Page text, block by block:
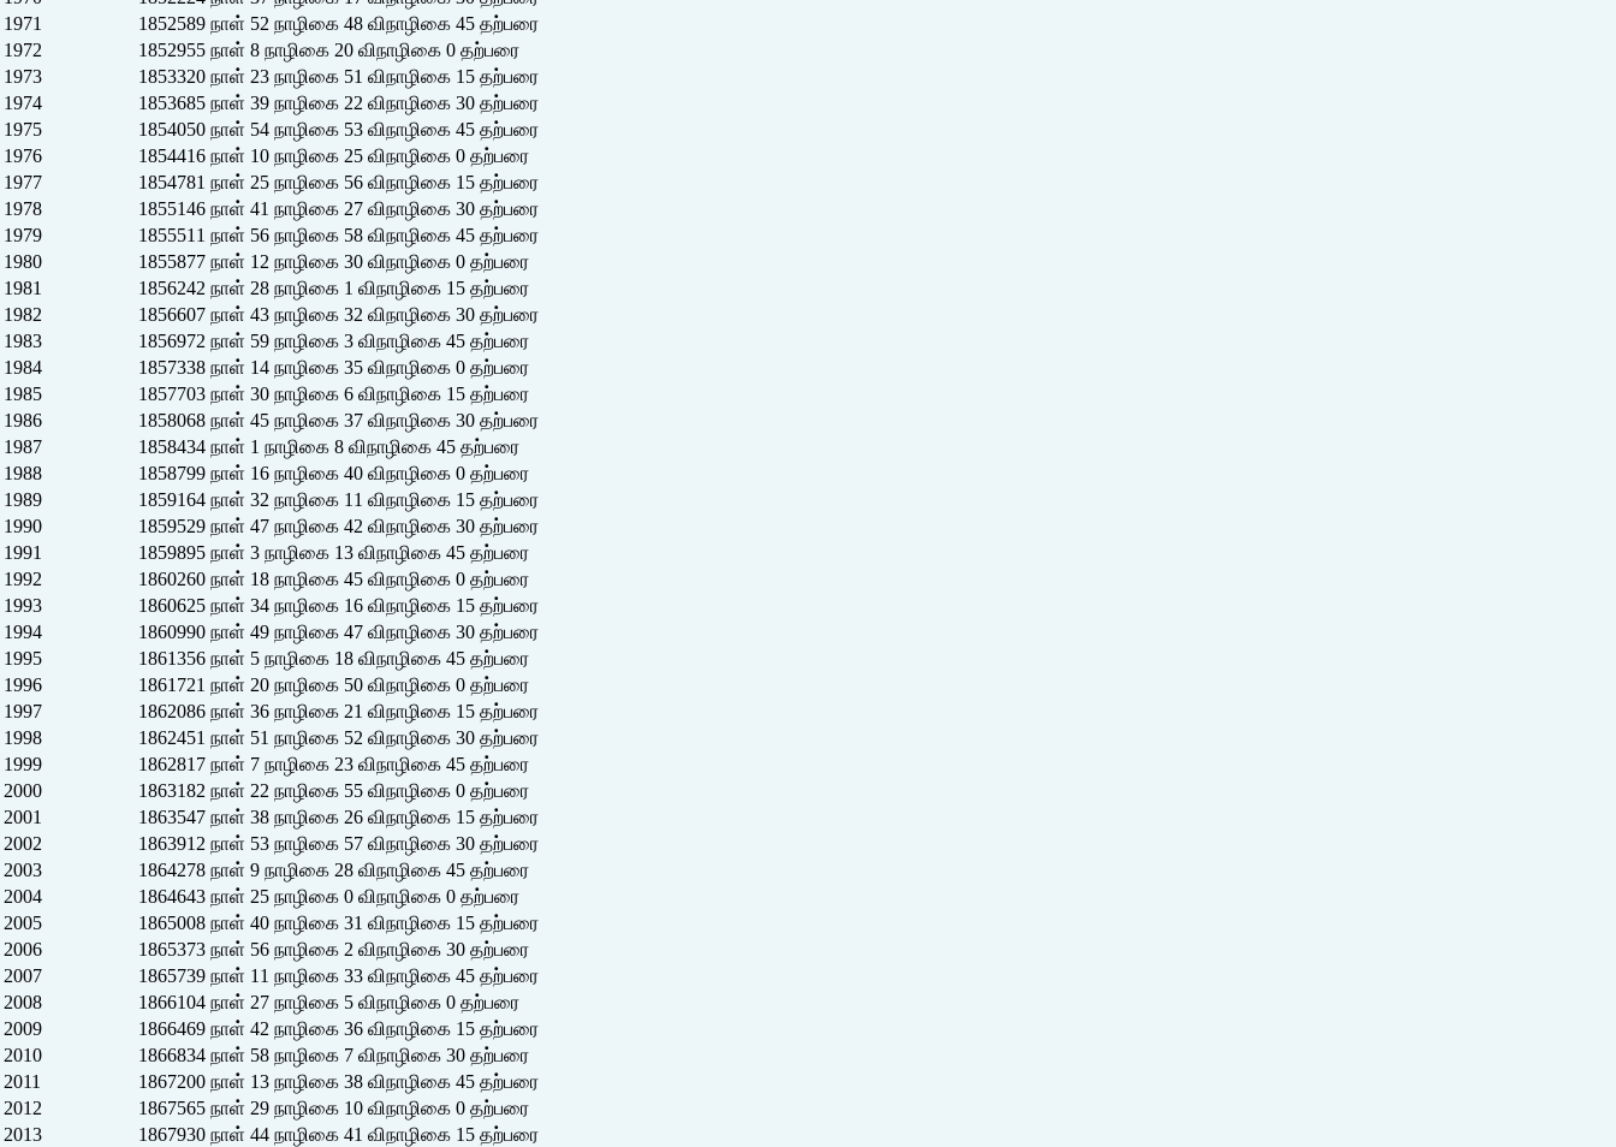
1971
1852589 நாள் 52 நாழிகை 48 விநாழிகை 45 தற்பரை
1972
1852955 நாள் 8 நாழிகை 20 விநாழிகை 0 தற்பரை
1973
1853320 நாள் 23 நாழிகை 51 விநாழிகை 15 தற்பரை
1974
1853685 நாள் 39 நாழிகை 22 விநாழிகை 30 தற்பரை
1975
1854050 நாள் 54 நாழிகை 53 விநாழிகை 45 தற்பரை
1976
1854416 நாள் 10 நாழிகை 25 விநாழிகை 0 தற்பரை
1977
1854781 நாள் 25 நாழிகை 56 விநாழிகை 15 தற்பரை
1978
1855146 நாள் 41 நாழிகை 27 விநாழிகை 30 தற்பரை
1979
1855511 நாள் 56 நாழிகை 58 விநாழிகை 45 தற்பரை
1980
1855877 நாள் 12 நாழிகை 30 விநாழிகை 0 தற்பரை
1981
1856242 நாள் 28 நாழிகை 1 விநாழிகை 15 தற்பரை
1982
1856607 நாள் 43 நாழிகை 32 விநாழிகை 30 தற்பரை
1983
1856972 நாள் 59 நாழிகை 3 விநாழிகை 45 தற்பரை
1984
1857338 நாள் 14 நாழிகை 35 விநாழிகை 0 தற்பரை
1985
1857703 நாள் 30 நாழிகை 6 விநாழிகை 15 தற்பரை
1986
1858068 நாள் 45 நாழிகை 37 விநாழிகை 30 தற்பரை
1987
1858434 நாள் 1 நாழிகை 8 விநாழிகை 45 தற்பரை
1988
1858799 நாள் 16 நாழிகை 40 விநாழிகை 0 தற்பரை
1989
1859164 நாள் 32 நாழிகை 11 விநாழிகை 15 தற்பரை
1990
1859529 நாள் 47 நாழிகை 42 விநாழிகை 30 தற்பரை
1991
1859895 நாள் 3 நாழிகை 13 விநாழிகை 45 தற்பரை
1992
1860260 நாள் 18 நாழிகை 45 விநாழிகை 0 தற்பரை
1993
1860625 நாள் 34 நாழிகை 16 விநாழிகை 15 தற்பரை
1994
1860990 நாள் 49 நாழிகை 47 விநாழிகை 30 தற்பரை
1995
1861356 நாள் 5 நாழிகை 18 விநாழிகை 45 தற்பரை
1996
1861721 நாள் 20 நாழிகை 50 விநாழிகை 0 தற்பரை
1997
1862086 நாள் 36 நாழிகை 21 விநாழிகை 15 தற்பரை
1998
1862451 நாள் 51 நாழிகை 52 விநாழிகை 30 தற்பரை
1999
1862817 நாள் 7 நாழிகை 23 விநாழிகை 45 தற்பரை
2000
1863182 நாள் 22 நாழிகை 55 விநாழிகை 0 தற்பரை
2001
1863547 நாள் 38 நாழிகை 26 விநாழிகை 15 தற்பரை
2002
1863912 நாள் 53 நாழிகை 57 விநாழிகை 30 தற்பரை
2003
1864278 நாள் 9 நாழிகை 28 விநாழிகை 45 தற்பரை
2004
1864643 நாள் 25 நாழிகை 0 விநாழிகை 0 தற்பரை
2005
1865008 நாள் 40 நாழிகை 31 விநாழிகை 15 தற்பரை
2006
1865373 நாள் 56 நாழிகை 2 விநாழிகை 30 தற்பரை
2007
1865739 நாள் 11 நாழிகை 33 விநாழிகை 45 தற்பரை
2008
1866104 நாள் 27 நாழிகை 5 விநாழிகை 0 தற்பரை
2009
1866469 நாள் 42 நாழிகை 36 விநாழிகை 15 தற்பரை
2010
1866834 நாள் 58 நாழிகை 7 விநாழிகை 30 தற்பரை
2011
1867200 நாள் 13 நாழிகை 38 விநாழிகை 45 தற்பரை
2012
1867565 நாள் 29 நாழிகை 10 விநாழிகை 0 தற்பரை
2013
1867930 நாள் 44 நாழிகை 41 விநாழிகை 15 தற்பரை